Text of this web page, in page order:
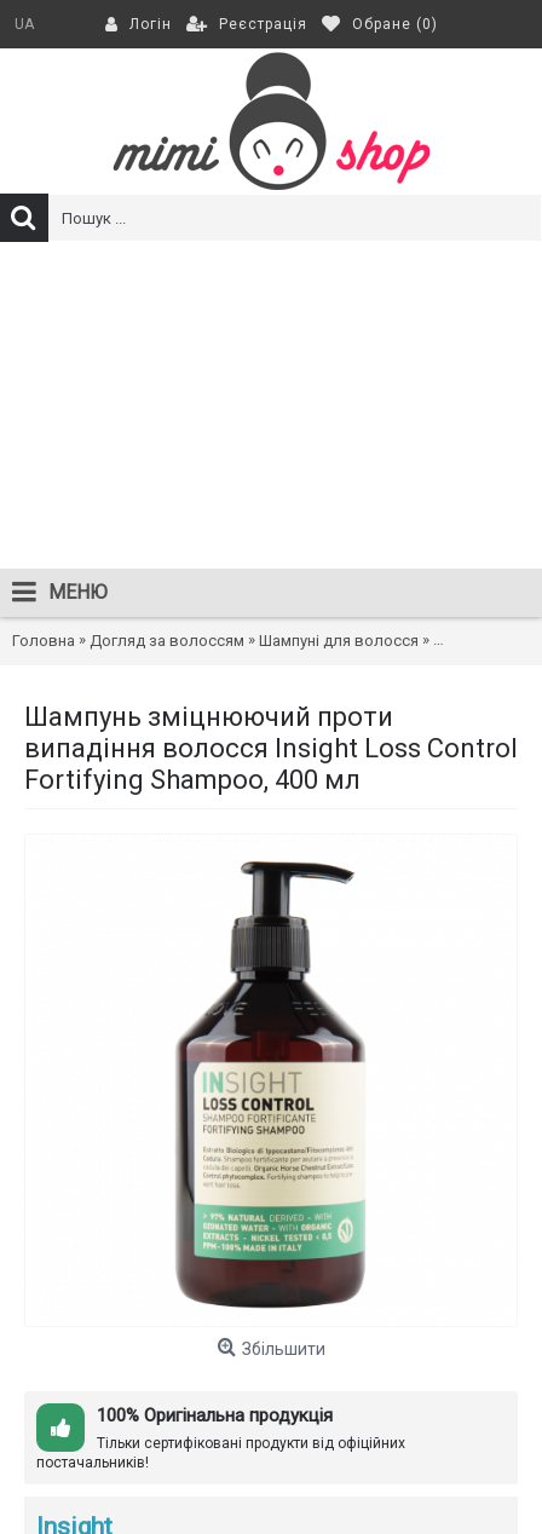
UA Логін Реєстрація Обране (0)
МЕНЮ
Головна » Догляд за волоссям » Шампуні для волосся » Шампунь
Шампунь зміцнюючий проти
випадіння волосся Insight Loss Control
Fortifying Shampoo, 400 мл
Збільшити
100% Оригінальна продукція
Тільки сертифіковані продукти від офіційних
постачальників!
Insight